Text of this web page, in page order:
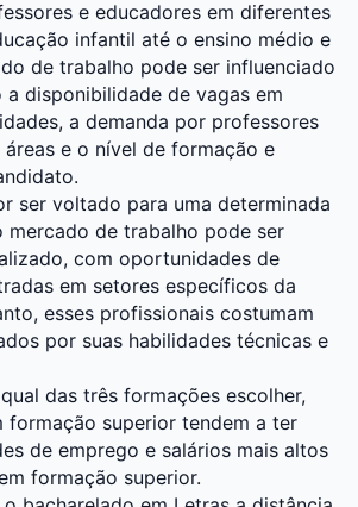
e educadores em diferentes
infantil até o ensino médio e
de trabalho pode ser influenciado
disponibilidade de vagas em
a demanda por professores
e o nível de formação e
ser voltado para uma determinada
mercado de trabalho pode ser
com oportunidades de
em setores específicos da
esses profissionais costumam
por suas habilidades técnicas e
das três formações escolher,
formação superior tendem a ter
de emprego e salários mais altos
formação superior.